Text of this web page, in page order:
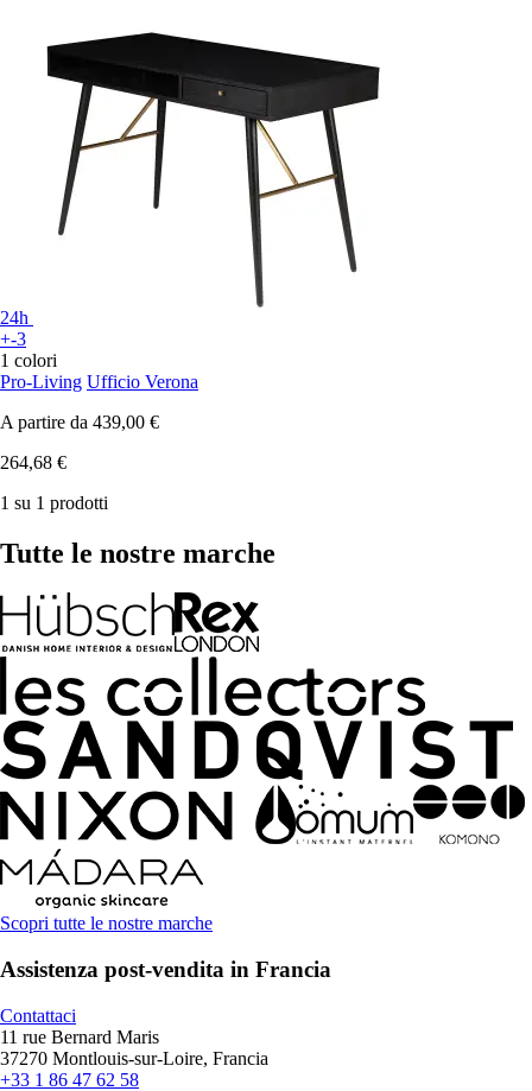
24h
+-3
1 colori
Pro-Living Ufficio Verona
A partire da 439,00 €
264,68 €
1 su 1 prodotti
Tutte le nostre marche
Scopri tutte le nostre marche
Assistenza post-vendita in Francia
Contattaci
11 rue Bernard Maris
37270 Montlouis-sur-Loire, Francia
+33 1 86 47 62 58